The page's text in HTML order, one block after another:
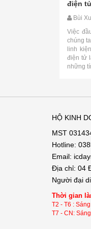
điện
Bùi
Việc
chúng
linh
điện tử
những
HỘ KINH
MST
Hotline:
Email:
Địa chỉ: 04
Người đại
Thời gian
T2 - T6 :
T7 - CN: